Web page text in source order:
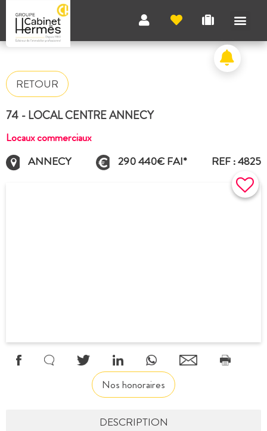
RETOUR
74 - LOCAL CENTRE ANNECY
Locaux commerciaux
ANNECY
290 440€ FAI* REF : 4825
Nos honoraires
DESCRIPTION